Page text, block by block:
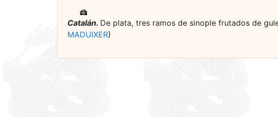
Catalán. De plata, tres ramos de sinople frutados de
MADUIXER)